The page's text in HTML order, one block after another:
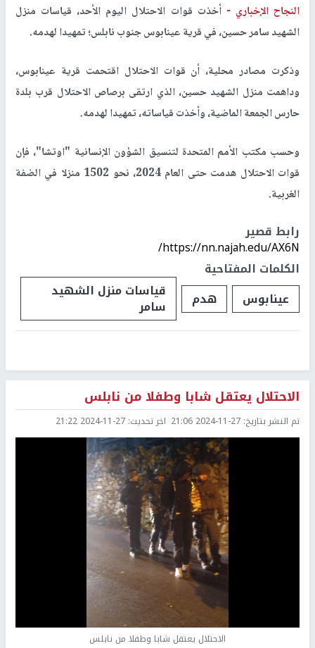
النجاح الإخباري -أخذت قوات الاحتلال اليوم الأحد، قياسات منزل
الشهيد سامر حسين، في قرية عينابوس جنوب نابلس؛ تمهيدا لهدمه.
وذكرت مصادر محلية، أن قوات الاحتلال اقتحمت قرية عينابوس،
وداهمت منزل الشهيد حسين، الذي ارتقى برصاص الاحتلال قرب بلدة
حارس الجمعة الماضية، وأخذت قياساته، تمهيدا لهدمه.
وحسب مكتب الأمم المتحدة لتنسيق الشؤون الإنسانية "اوتشا"، فإن
قوات الاحتلال هدمت حتى العام 2024، نحو 1502 منزلا في الضفة
الغربية.
رابط قصير
https://nn.najah.edu/AX6N/
الكلمات المفتاحية
عينابوس
هدم قياسات منزل الشهيد
سامر
الاحتلال يعتقل شابا وطفلا من نابلس
تم النشر بتاريخ: 2024-11-27 21:06 اخر تحديث: 2024-11-27 21:22
الاحتلال يعتقل شابا وطفلا من نابلس